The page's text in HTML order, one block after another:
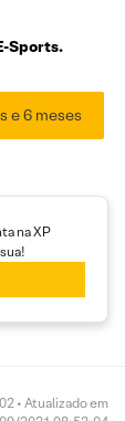
Sports.
e 6 meses
na XP
• Atualizado em